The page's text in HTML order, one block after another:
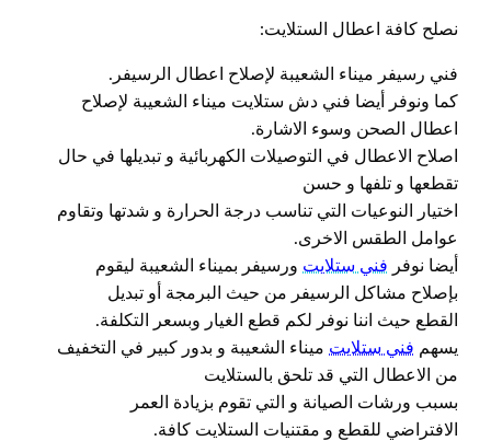
نصلح كافة اعطال الستلايت:
فني رسيفر ميناء الشعيبة لإصلاح اعطال الرسيفر.
كما ونوفر أيضا فني دش ستلايت ميناء الشعيبة لإصلاح
اعطال الصحن وسوء الاشارة.
اصلاح الاعطال في التوصيلات الكهربائية و تبديلها في حال
تقطعها و تلفها و حسن
اختيار النوعيات التي تناسب درجة الحرارة و شدتها وتقاوم
عوامل الطقس الاخرى.
أيضا نوفر فني ستلايت ورسيفر بميناء الشعيبة ليقوم
بإصلاح مشاكل الرسيفر من حيث البرمجة أو تبديل
القطع حيث اننا نوفر لكم قطع الغيار وبسعر التكلفة.
يسهم فني ستلايت ميناء الشعيبة و بدور كبير في التخفيف
من الاعطال التي قد تلحق بالستلايت
بسبب ورشات الصيانة و التي تقوم بزيادة العمر
الافتراضي للقطع و مقتنيات الستلايت كافة.